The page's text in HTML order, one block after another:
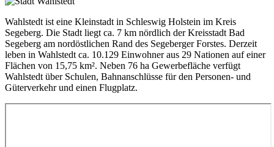
Wahlstedt ist eine Kleinstadt in Schleswig Holstein im Kreis
Segeberg. Die Stadt liegt ca. 7 km nördlich der Kreisstadt Bad
Segeberg am nordöstlichen Rand des Segeberger Forstes. Derzeit
leben in Wahlstedt ca. 10.129 Einwohner aus 29 Nationen auf einer
Flächen von 15,75 km². Neben 76 ha Gewerbefläche verfügt
Wahlstedt über Schulen, Bahnanschlüsse für den Personen- und
Güterverkehr und einen Flugplatz.